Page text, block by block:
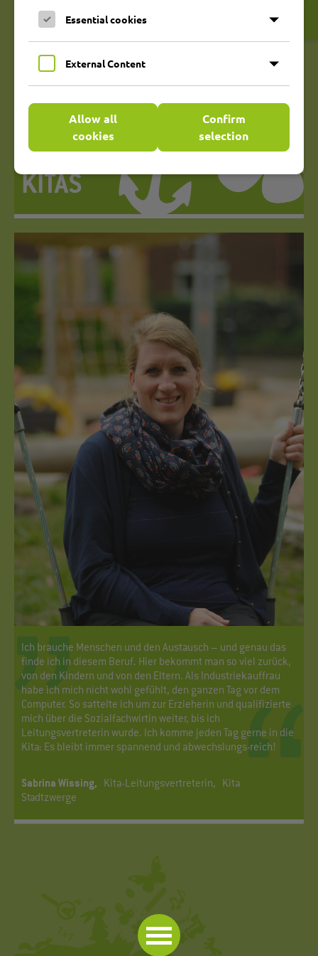
UNSERE
KITAS
Ich brauche Menschen und den Austausch – und genau das
finde ich in diesem Beruf. Hier bekommt man so viel zurück,
von den Kindern und von den Eltern. Als Industriekauffrau
habe ich mich nicht wohl gefühlt, den ganzen Tag vor dem
Computer. So sattelte ich um zur Erzieherin und qualifizierte
mich über die Sozialfachwirtin weiter, bis ich
Leitungsvertreterin wurde. Ich komme jeden Tag gerne in die
Kita: Es bleibt immer spannend und abwechslungs-reich!
Sabrina Wissing, Kita-Leitungsvertreterin, Kita
Stadtzwerge
Essential cookies
External Content
Allow all
cookies
Confirm
selection
Cookie-
Banner